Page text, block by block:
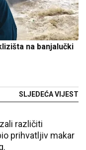
na banjalučki
SLJEDEĆA VIJEST
različiti
prihvatljiv makar